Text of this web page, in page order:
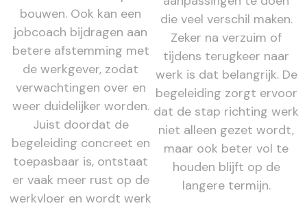
bouwen. Ook kan een
jobcoach bijdragen aan
betere afstemming met
de werkgever, zodat
verwachtingen over en
weer duidelijker worden.
Juist doordat de
begeleiding concreet en
toepasbaar is, ontstaat
er vaak meer rust op de
werkvloer en wordt werk
die veel verschil maken.
Zeker na verzuim of
tijdens terugkeer naar
werk is dat belangrijk. De
begeleiding zorgt ervoor
dat de stap richting werk
niet alleen gezet wordt,
maar ook beter vol te
houden blijft op de
langere termijn.